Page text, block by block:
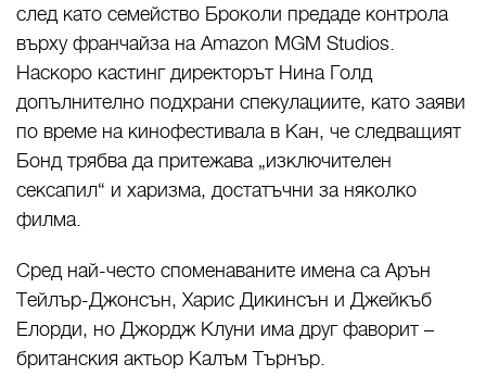
след като семейство Броколи предаде контрола
върху франчайза на Amazon MGM Studios.
Наскоро кастинг директорът Нина Голд
допълнително подхрани спекулациите, като заяви
по време на кинофестивала в Кан, че следващият
Бонд трябва да притежава „изключителен
сексапил“ и харизма, достатъчни за няколко
филма.
Сред най-често споменаваните имена са Арън
Тейлър-Джонсън, Харис Дикинсън и Джейкъб
Елорди, но Джордж Клуни има друг фаворит –
британския актьор Калъм Търнър.